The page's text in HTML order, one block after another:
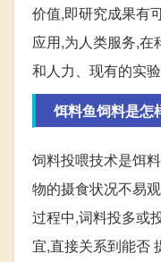
价值,即研究成果有
应用,为人类服务,在
和人力、现有的实
饵料鱼饲料是怎
饲料投喂技术是饵
物的摄食状况不易
过程中,词料投多或
宜,直接关系到能否